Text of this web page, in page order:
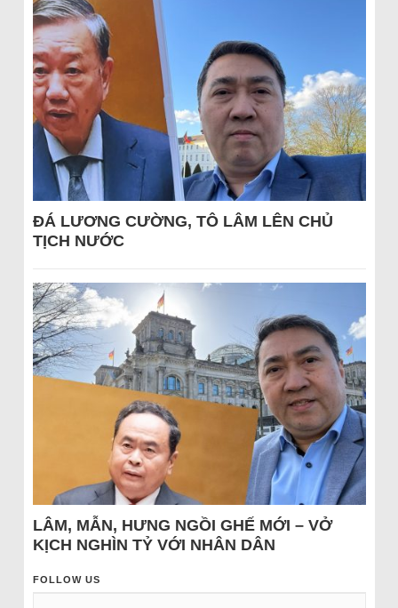
ĐÁ LƯƠNG CƯỜNG, TÔ LÂM LÊN CHỦ
TỊCH NƯỚC
LÂM, MẪN, HƯNG NGỒI GHẾ MỚI – VỞ
KỊCH NGHÌN TỶ VỚI NHÂN DÂN
FOLLOW US